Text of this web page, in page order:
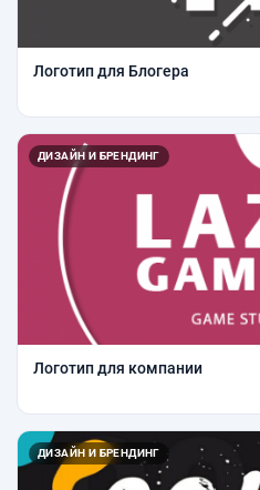
Логотип для Блогера
ДИЗАЙН И БРЕНДИНГ
Логотип для компании
ДИЗАЙН И БРЕНДИНГ